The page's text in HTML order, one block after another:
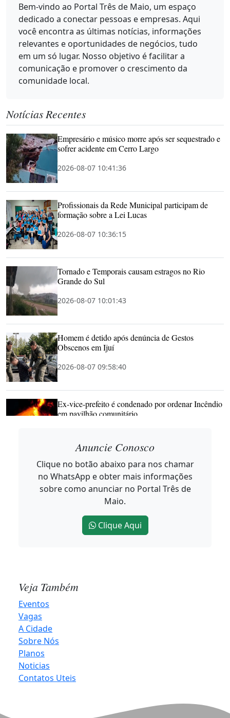
Bem-vindo ao Portal Três de Maio, um espaço
dedicado a conectar pessoas e empresas. Aqui
você encontra as últimas notícias, informações
relevantes e oportunidades de negócios, tudo
em um só lugar. Nosso objetivo é facilitar a
comunicação e promover o crescimento da
comunidade local.
Notícias Recentes
Empresário e músico morre após ser sequestrado e
sofrer acidente em Cerro Largo
2026-08-07 10:41:36
Profissionais da Rede Municipal participam de
formação sobre a Lei Lucas
2026-08-07 10:36:15
Tornado e Temporais causam estragos no Rio
Grande do Sul
2026-08-07 10:01:43
Homem é detido após denúncia de Gestos
Obscenos em Ijuí
2026-08-07 09:58:40
Ex-vice-prefeito é condenado por ordenar Incêndio
em pavilhão comunitário
Náthali Kuster inaugura consultório de
Odontologia Especializada em Três de Maio
2026-08-07 09:46:19
Caminhos do Tempo apresenta Rotas Turísticas de
Cultural em Três de Maio
Anuncie Conosco
Clique no botão abaixo para nos chamar
no WhatsApp e obter mais informações
sobre como anunciar no Portal Três de
Maio.
Clique Aqui
Veja Também
Eventos
Vagas
A Cidade
Sobre Nós
Planos
Noticias
Contatos Uteis